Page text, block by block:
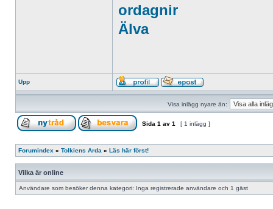
ordagnir
Älva
Upp
Visa inlägg nyare än:
Sida 1 av 1 [ 1 inlägg ]
Forumindex » Tolkiens Arda » Läs här först!
Vilka är online
Användare som besöker denna kategori: Inga registrerade användare och 1 gäst